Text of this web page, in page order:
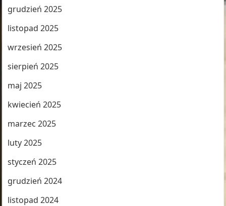
grudzień 2025
listopad 2025
wrzesień 2025
sierpień 2025
maj 2025
kwiecień 2025
marzec 2025
luty 2025
styczeń 2025
grudzień 2024
listopad 2024